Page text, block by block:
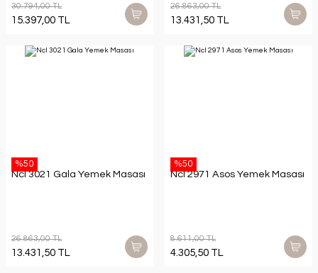
30.794,00 TL
15.397,00 TL
26.863,00 TL
13.431,50 TL
%50
Ncl 3021 Gala Yemek Masası
26.863,00 TL
13.431,50 TL
%50
Ncl 2971 Asos Yemek Masası
8.611,00 TL
4.305,50 TL